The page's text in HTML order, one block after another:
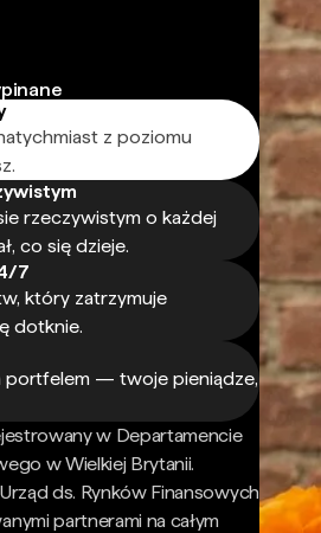
z poziomu
rzeczywistym o każdej
co się dzieje.
7
który zatrzymuje
dotknie.
portfelem — twoje pieniądze,
w Departamencie
w Wielkiej Brytanii.
ds. Rynków Finansowych
partnerami na całym